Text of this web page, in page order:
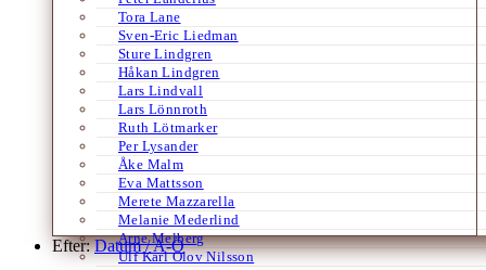
Tora Lane
Sven-Eric Liedman
Sture Lindgren
Håkan Lindgren
Lars Lindvall
Lars Lönnroth
Ruth Lötmarker
Per Lysander
Åke Malm
Eva Mattsson
Merete Mazzarella
Melanie Mederlind
Arne Melberg
Ulf Karl Olov Nilsson
Efter:Datum /A-Ö